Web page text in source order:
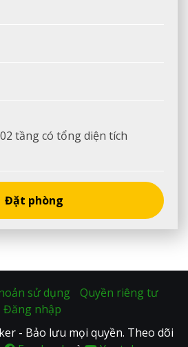
tầng có tổng diện tích
Đặt phòng
sử dụng
Quyền riêng tư
Đăng nhập
- Bảo lưu mọi quyền. Theo dõi